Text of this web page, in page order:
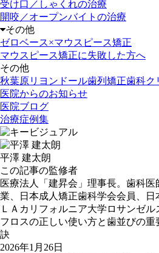
受け口／しゃくれの治療
開咬／オープンバイトの治療
その他
ゼロベース×マウスピース矯正
マウスピース矯正に失敗した方へ
その他
秋葉原リヨンドール歯列矯正歯科ク
医院からのお知らせ
医院ブログ
治療症例集
平澤 建太朗
この記事の監修者
医療法人「建昇会」理事長。歯科
業、日本成人矯正歯科学会会員、日
ＬＡカリフォルニア大学ロサンゼル
フロスの正しい使い方と歯並びの
訣
2026年1月26日